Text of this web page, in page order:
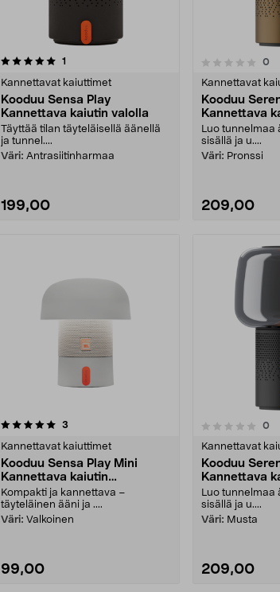
1
Kannettavat kaiuttimet
Kooduu Sensa Play
Kannettava kaiutin valolla
Täyttää tilan täyteläisellä äänellä
ja tunnel....
Väri: Antrasiitinharmaa
199,00
0.0 viidestä
0
Kannettavat
Kooduu
Kannettava
valaistuksella
Luo tunnelmaa
sisällä ja u....
Väri: Pronssi
209,00
3
Kannettavat kaiuttimet
Kooduu Sensa Play Mini
Kannettava kaiutin
valaistuksella
Kompakti ja kannettava –
täyteläinen ääni ja ....
Väri: Valkoinen
99,00
0.0 viidestä
0
Kannettavat
Kooduu
Kannettava
valaistuksella
Luo tunnelmaa
sisällä ja u....
Väri: Musta
209,00